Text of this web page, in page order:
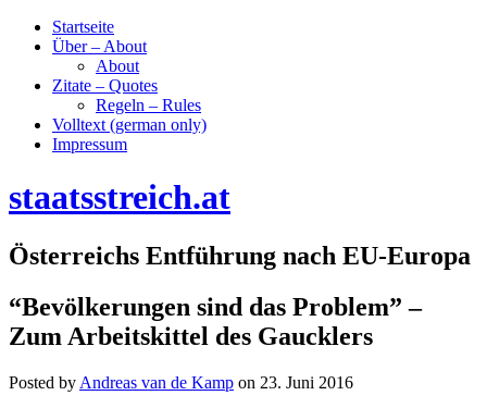
Startseite
Über – About
About
Zitate – Quotes
Regeln – Rules
Volltext (german only)
Impressum
staatsstreich.at
Österreichs Entführung nach EU-Europa
“Bevölkerungen sind das Problem” –
Zum Arbeitskittel des Gaucklers
Posted by Andreas van de Kamp on 23. Juni 2016